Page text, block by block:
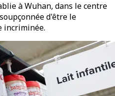
à Wuhan, dans le centre
d'être le
incriminée.